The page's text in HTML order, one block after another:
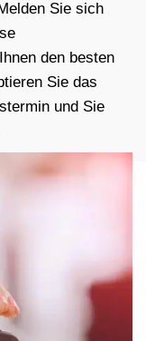
Sie sich
den besten
Sie das
und Sie